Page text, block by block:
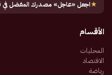
★اجعل «عاجل» مصدرك المفضل في
الأقسام
المحليات
الاقتصاد
رياضة